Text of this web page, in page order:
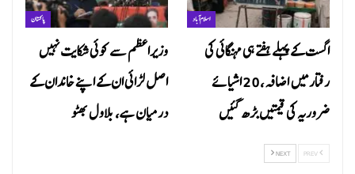
پاکستان
وزیراعظم سے کوئی شکایت نہیں
اصل لڑائی ان کے اپنے خاندان کے
درمیان ہے، بلاول بھٹو
اسلام آباد
اگست کے پہلے ہفتے ہی مہنگائی کی
رفتار میں اضافہ، 20 اشیائے
ضروریہ کی قیمتیں بڑھ گئیں
NEXT